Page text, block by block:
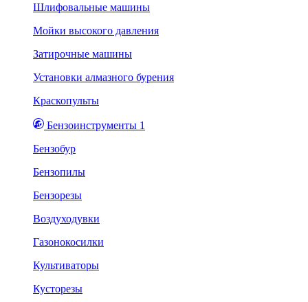
Шлифовальные машины
Мойки высокого давления
Затирочные машины
Установки алмазного бурения
Краскопульты
Бензоинструменты 1
Бензобур
Бензопилы
Бензорезы
Воздуходувки
Газонокосилки
Культиваторы
Кусторезы